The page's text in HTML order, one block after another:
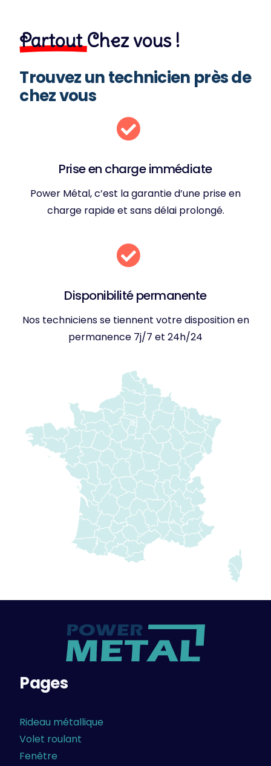
PartoutChez vous !
Trouvez un technicien près de
chez vous
Prise en charge immédiate
Power Métal, c’est la garantie d’une prise en
charge rapide et sans délai prolongé.
Disponibilité permanente
Nos techniciens se tiennent votre disposition en
permanence 7j/7 et 24h/24
Pages
Rideau métallique
Volet roulant
Fenêtre